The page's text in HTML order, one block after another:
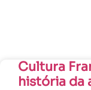
Cultura
história da